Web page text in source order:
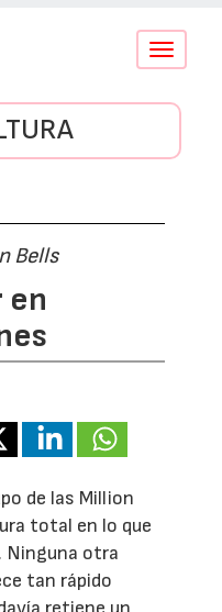
Conmutar
Bells
en
de las Million
total en lo que
Ninguna otra
tan rápido